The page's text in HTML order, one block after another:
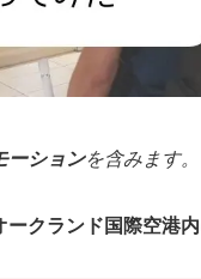
ーションを含みます
ークランド国際空港